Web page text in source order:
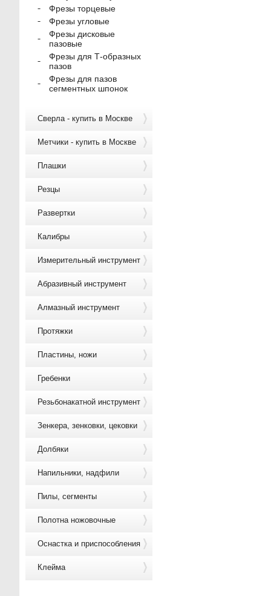
Фрезы торцевые
Фрезы угловые
Фрезы дисковые
пазовые
Фрезы для Т-образных
пазов
Фрезы для пазов
сегментных шпонок
Сверла - купить в Москве
Метчики - купить в Москве
Плашки
Резцы
Развертки
Калибры
Измерительный инструмент
Абразивный инструмент
Алмазный инструмент
Протяжки
Пластины, ножи
Гребенки
Резьбонакатной инструмент
Зенкера, зенковки, цековки
Долбяки
Напильники, надфили
Пилы, сегменты
Полотна ножовочные
Оснастка и приспособления
Клейма